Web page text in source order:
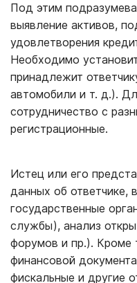
Под этим
выявление активов,
удовлетворения
Необходимо
принадлежит
автомобили и т. д.).
сотрудничество с
регистрационные.
Истец или его
данных об ответчике,
государственные
службы), анализ
форумов и пр.). Кроме
финансовой
фискальные и другие